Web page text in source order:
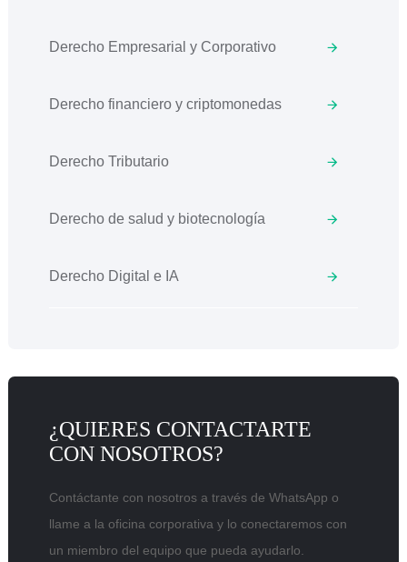
Derecho Empresarial y Corporativo
Derecho financiero y criptomonedas
Derecho Tributario
Derecho de salud y biotecnología
Derecho Digital e IA
¿QUIERES CONTACTARTE
CON NOSOTROS?
Contáctante con nosotros a través de WhatsApp o
llame a la oficina corporativa y lo conectaremos con
un miembro del equipo que pueda ayudarlo.